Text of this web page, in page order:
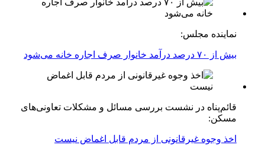
نماینده مجلس:
بیش از ۷۰ درصد درآمد خانوار صرف اجاره خانه می‌شود
قائم‌پناه در نشست بررسی مسائل و مشکلات تعاونی‌های
مسکن:
اخذ وجوه غیرقانونی از مردم قابل اغماض نیست